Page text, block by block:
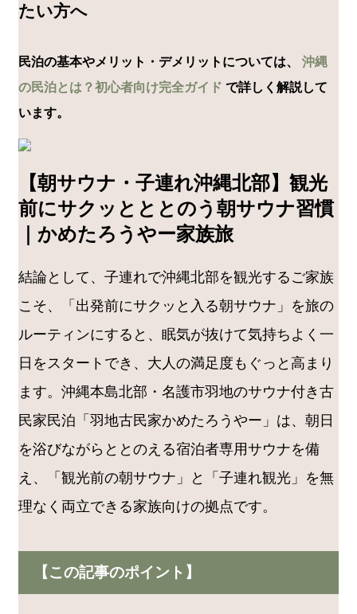
たい方へ
民泊の基本やメリット・デメリットについては、 沖縄
の民泊とは？初心者向け完全ガイド で詳しく解説して
います。
【朝サウナ・子連れ沖縄北部】観光
前にサクッとととのう朝サウナ習慣
｜かめたろうやー家族旅
結論として、子連れで沖縄北部を観光するご家族
こそ、「出発前にサクッと入る朝サウナ」を旅の
ルーティンにすると、眠気が抜けて気持ちよく一
日をスタートでき、大人の満足度もぐっと高まり
ます。沖縄本島北部・名護市羽地のサウナ付き古
民家民泊「羽地古民家かめたろうやー」は、朝日
を浴びながらととのえる宿泊者専用サウナを備
え、「観光前の朝サウナ」と「子連れ観光」を無
理なく両立できる家族向けの拠点です。
【この記事のポイント】